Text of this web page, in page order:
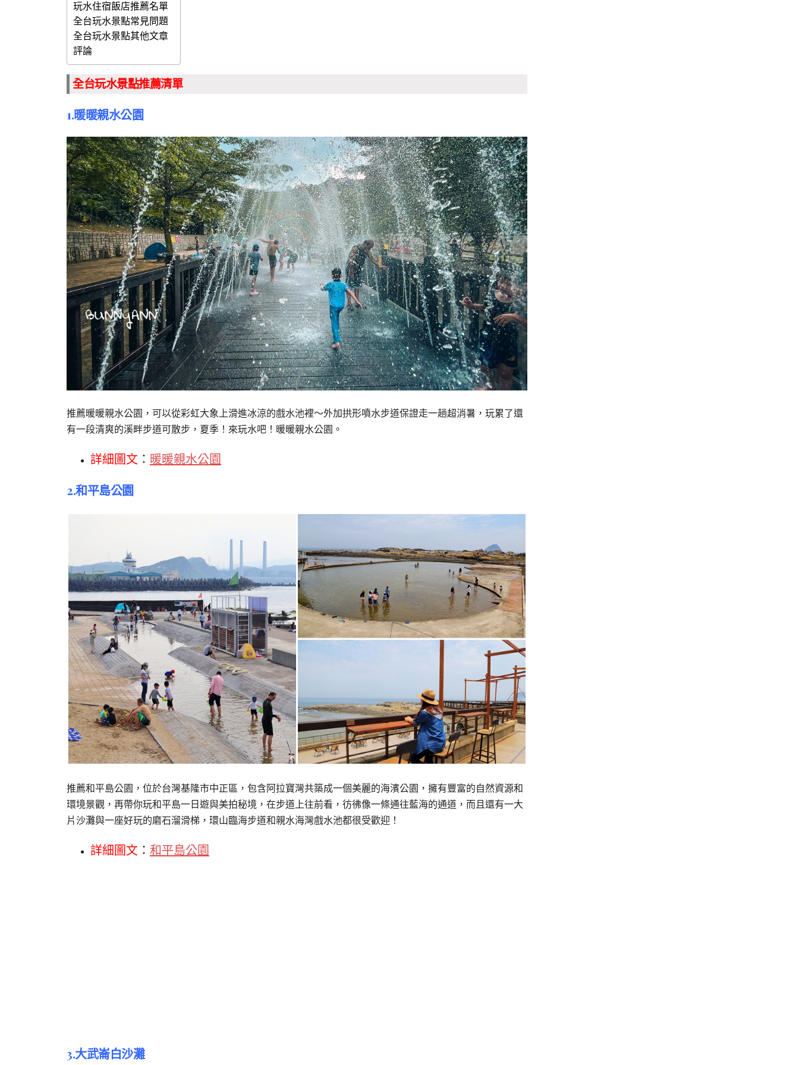
玩水住宿飯店推薦名單
全台玩水景點常見問題
全台玩水景點其他文章
評論
全台玩水景點推薦清單
1.暖暖親水公園
推薦暖暖親水公園，可以從彩虹大象上滑進冰涼的戲水池裡～外加拱形噴水步道保證走一趟超消暑，玩累了還
有一段清爽的溪畔步道可散步，夏季！來玩水吧！暖暖親水公園。
詳細圖文 ： 暖暖親水公園
2.和平島公園
推薦和平島公園，位於台灣基隆市中正區，包含阿拉寶灣共築成一個美麗的海濱公園，擁有豐富的自然資源和
環境景觀，再帶你玩和平島一日遊與美拍秘境，在步道上往前看，彷彿像一條通往藍海的通道，而且還有一大
片沙灘與一座好玩的磨石溜滑梯，環山臨海步道和親水海灣戲水池都很受歡迎！
詳細圖文 ： 和平島公園
3.大武崙白沙灘